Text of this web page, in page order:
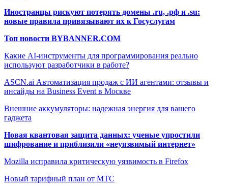
Иностранцы рискуют потерять домены .ru, .рф и .su:
новые правила привязывают их к Госуслугам
Топ новости BYBANNER.COM
Какие AI-инструменты для программирования реально
используют разработчики в работе?
ASCN.ai Автоматизация продаж с ИИ агентами: отзывы и
инсайды на Business Event в Москве
Внешние аккумуляторы: надежная энергия для вашего
гаджета
Новая квантовая защита данных: ученые упростили
шифрование и приблизили «неуязвимый интернет»
Mozilla исправила критическую уязвимость в Firefox
Новый тарифный план от МТС